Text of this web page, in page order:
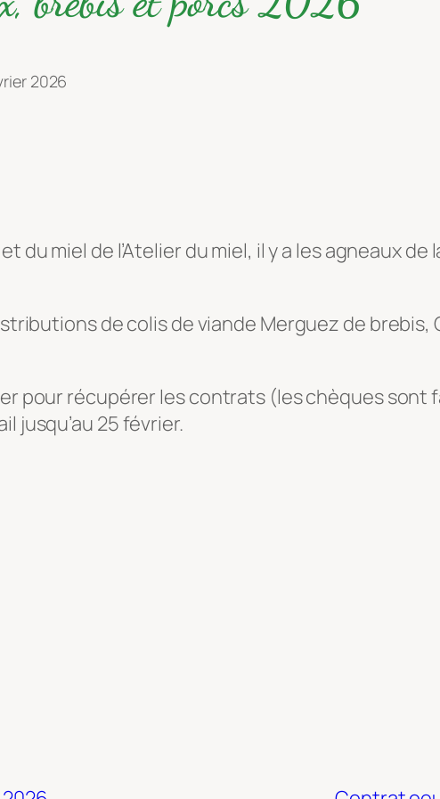
2026
du miel de l’Atelier du miel, il y a les agneaux
de colis de viande Merguez de
pour récupérer les contrats (les chèques
jusqu’au 25 février.